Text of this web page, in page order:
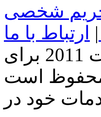
شخصی
|
ارتباط با ما
تمامی حقوق این سایت طبق قانون کپی رایت 2011 برای
خود در